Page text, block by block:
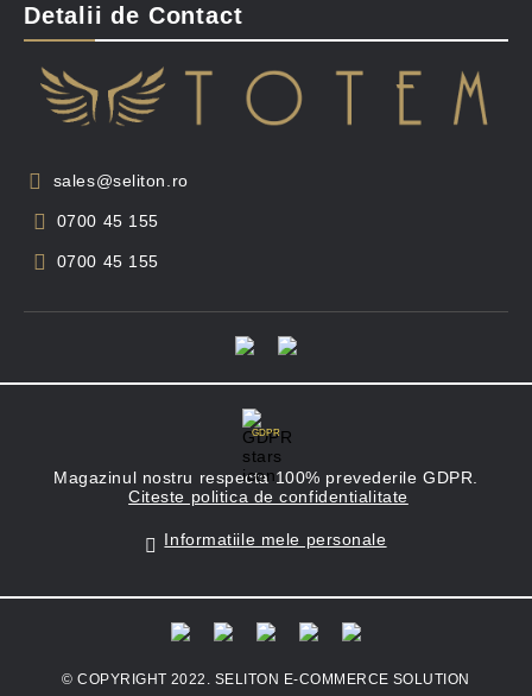
Detalii de Contact
sales@seliton.ro
0700 45 155
0700 45 155
GDPR
Magazinul nostru respecta 100% prevederile GDPR.
Citeste politica de confidentialitate
Informatiile mele personale
© COPYRIGHT 2022. SELITON E-COMMERCE SOLUTION